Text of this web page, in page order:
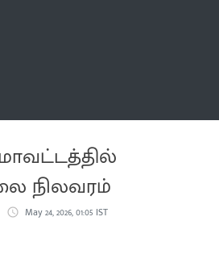
நிலவரம்
May 24, 2026, 01:05 IST